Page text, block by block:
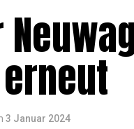
3 Januar 2024